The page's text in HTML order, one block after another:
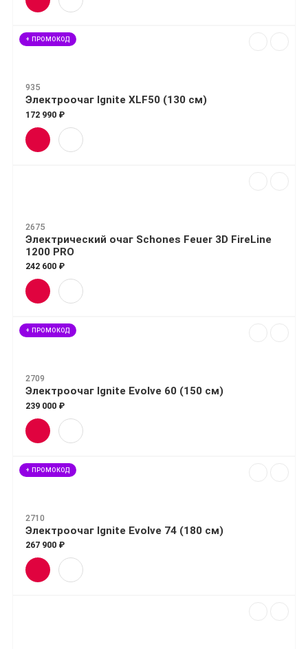
+ ПРОМОКОД
935
Электроочаг Ignite XLF50 (130 см)
172 990 ₽
2675
Электрический очаг Schones Feuer 3D FireLine
1200 PRO
242 600 ₽
+ ПРОМОКОД
2709
Электроочаг Ignite Evolve 60 (150 см)
239 000 ₽
+ ПРОМОКОД
2710
Электроочаг Ignite Evolve 74 (180 см)
267 900 ₽